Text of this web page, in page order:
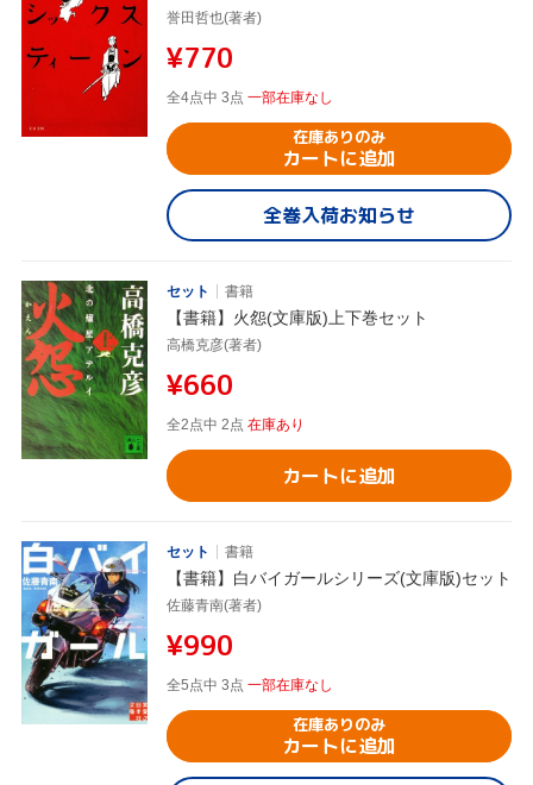
誉田哲也(著者)
¥770
全4点中 3点 一部在庫なし
在庫ありのみ
カートに追加
全巻入荷お知らせ
セット 書籍
【書籍】火怨(文庫版)上下巻セット
高橋克彦(著者)
¥660
全2点中 2点 在庫あり
カートに追加
セット 書籍
【書籍】白バイガールシリーズ(文庫版)セット
佐藤青南(著者)
¥990
全5点中 3点 一部在庫なし
在庫ありのみ
カートに追加